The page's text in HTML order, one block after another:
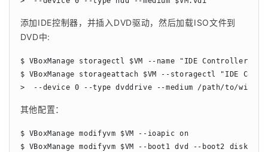
添加IDE控制器，并插入DVD驱动，然后加载ISO文件到
DVD中:
$ VBoxManage storagectl $VM --name "IDE Controller"
$ VBoxManage storageattach $VM --storagectl "IDE
>  --device 0 --type dvddrive --medium /path/to/
其他配置：
$ VBoxManage modifyvm $VM --ioapic on
$ VBoxManage modifyvm $VM --boot1 dvd --boot2 disk --